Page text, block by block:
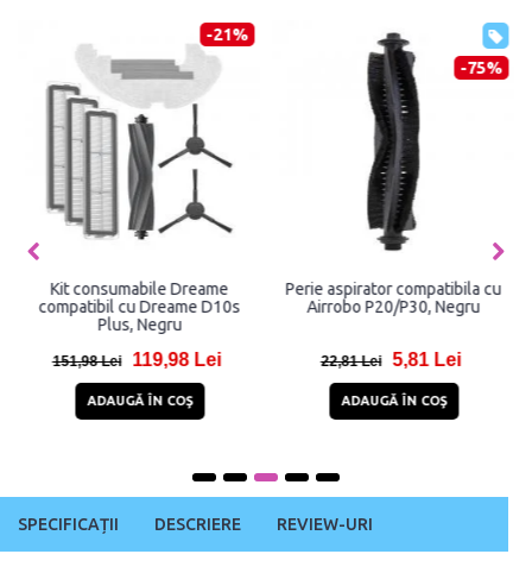
-21%
Kit consumabile Dreame
compatibil cu Dreame D10s
Plus, Negru
151,98 Lei 119,98 Lei
ADAUGĂ ÎN COŞ
-75%
Perie aspirator compatibila cu
Airrobo P20/P30, Negru
22,81 Lei 5,81 Lei
ADAUGĂ ÎN COŞ
SPECIFICAȚII DESCRIERE REVIEW-URI